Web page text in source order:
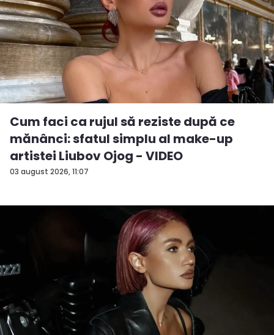
03 august 2026, 11:07
Cum faci ca rujul să reziste după ce
mănânci: sfatul simplu al make-up
artistei Liubov Ojog - VIDEO